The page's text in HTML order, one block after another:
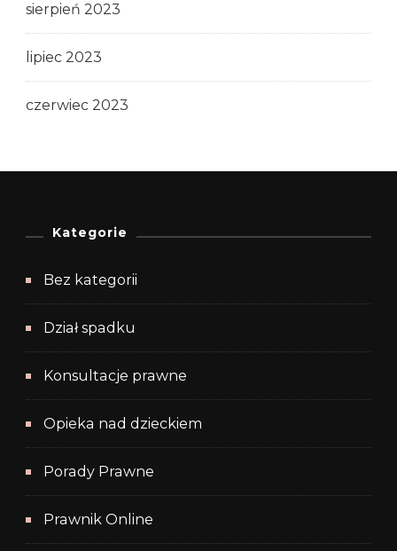
sierpień 2023
lipiec 2023
czerwiec 2023
Kategorie
Bez kategorii
Dział spadku
Konsultacje prawne
Opieka nad dzieckiem
Porady Prawne
Prawnik Online